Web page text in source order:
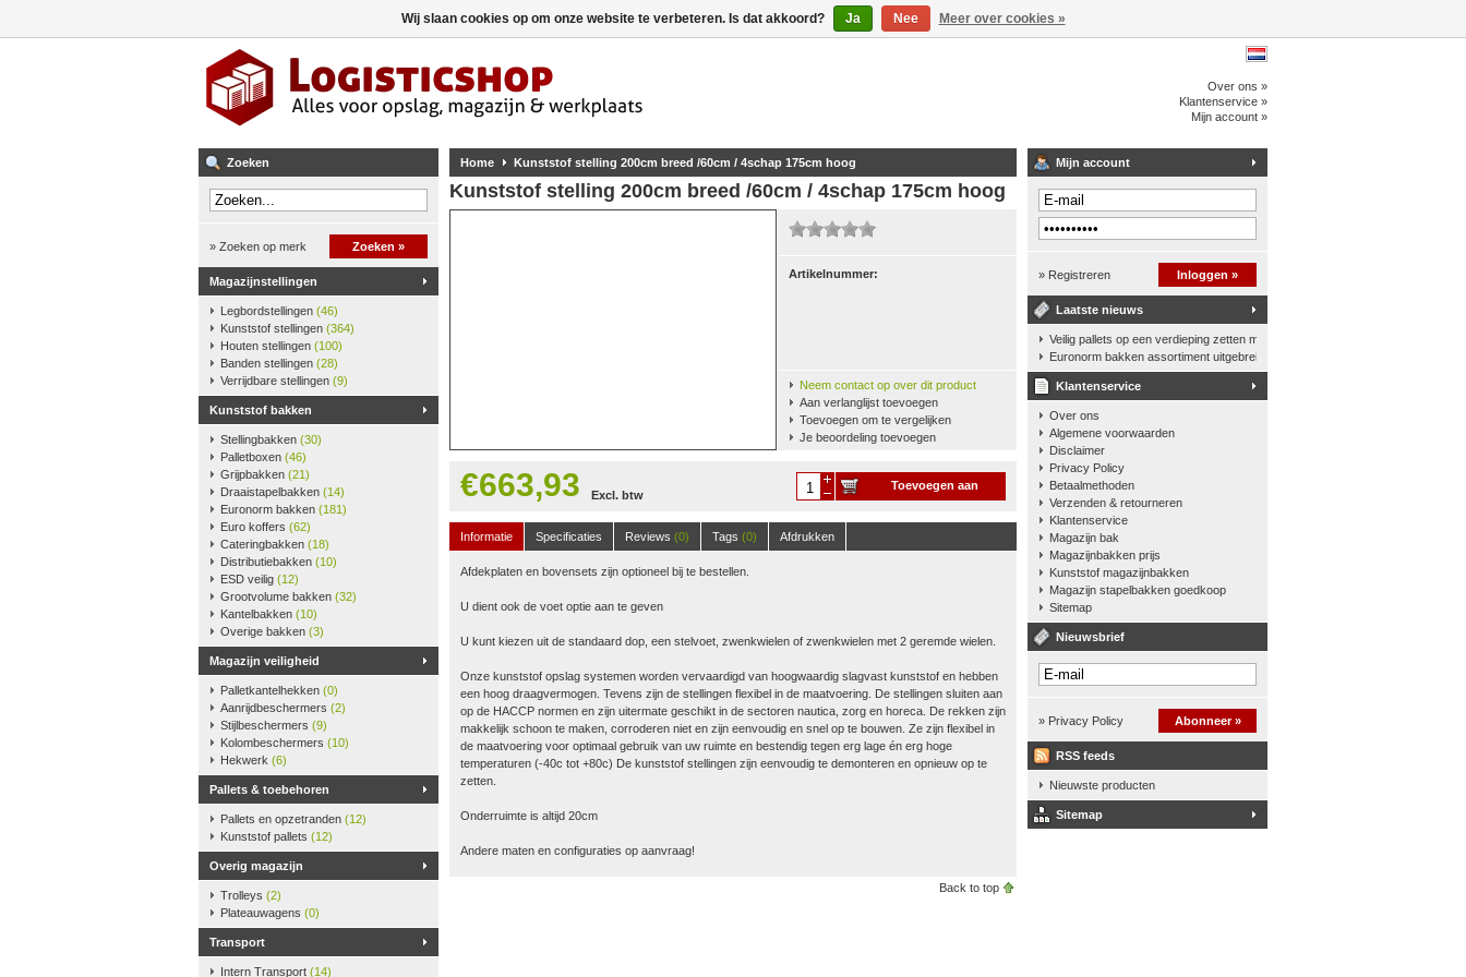
Over ons »
Klantenservice »
Mijn account »
Zoeken
» Zoeken op merk Zoeken »
Magazijnstellingen
Legbordstellingen (46)
Kunststof stellingen (364)
Houten stellingen (100)
Banden stellingen (28)
Verrijdbare stellingen (9)
Kunststof bakken
Stellingbakken (30)
Palletboxen (46)
Grijpbakken (21)
Draaistapelbakken (14)
Euronorm bakken (181)
Euro koffers (62)
Cateringbakken (18)
Distributiebakken (10)
ESD veilig (12)
Grootvolume bakken (32)
Kantelbakken (10)
Overige bakken (3)
Magazijn veiligheid
Palletkantelhekken (0)
Aanrijdbeschermers (2)
Stijlbeschermers (9)
Kolombeschermers (10)
Hekwerk (6)
Pallets & toebehoren
Pallets en opzetranden (12)
Kunststof pallets (12)
Overig magazijn
Trolleys (2)
Plateauwagens (0)
Transport
Intern Transport (14)
Home Kunststof stelling 200cm breed /60cm / 4schap 175cm hoog
Kunststof stelling 200cm breed /60cm / 4schap 175cm hoog
Artikelnummer:
Neem contact op over dit product
Aan verlanglijst toevoegen
Toevoegen om te vergelijken
Je beoordeling toevoegen
€663,93 Excl. btw
Toevoegen aan
Informatie
Specificaties Reviews (0) Tags (0) Afdrukken
Afdekplaten en bovensets zijn optioneel bij te bestellen.
U dient ook de voet optie aan te geven
U kunt kiezen uit de standaard dop, een stelvoet, zwenkwielen of zwenkwielen met 2 geremde wielen.
Onze kunststof opslag systemen worden vervaardigd van hoogwaardig slagvast kunststof en hebben
een hoog draagvermogen. Tevens zijn de stellingen flexibel in de maatvoering. De stellingen sluiten aan
op de HACCP normen en zijn uitermate geschikt in de sectoren nautica, zorg en horeca. De rekken zijn
makkelijk schoon te maken, corroderen niet en zijn eenvoudig en snel op te bouwen. Ze zijn flexibel in
de maatvoering voor optimaal gebruik van uw ruimte en bestendig tegen erg lage én erg hoge
temperaturen (-40c tot +80c) De kunststof stellingen zijn eenvoudig te demonteren en opnieuw op te
zetten.
Onderruimte is altijd 20cm
Andere maten en configuraties op aanvraag!
Back to top
Mijn account
» Registreren Inloggen »
Laatste nieuws
Veilig pallets op een verdieping zetten met een palletkantelhek
Euronorm bakken assortiment uitgebreid
Klantenservice
Over ons
Algemene voorwaarden
Disclaimer
Privacy Policy
Betaalmethoden
Verzenden & retourneren
Klantenservice
Magazijn bak
Magazijnbakken prijs
Kunststof magazijnbakken
Magazijn stapelbakken goedkoop
Sitemap
Nieuwsbrief
» Privacy Policy Abonneer »
RSS feeds
Nieuwste producten
Sitemap
Wij slaan cookies op om onze website te verbeteren. Is dat akkoord? Ja Nee Meer over cookies »